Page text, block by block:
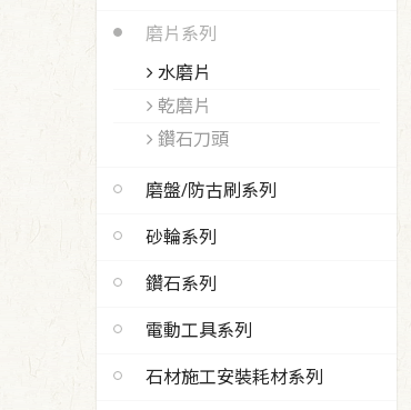
磨片系列
水磨片
乾磨片
鑽石刀頭
磨盤/防古刷系列
砂輪系列
鑽石系列
電動工具系列
石材施工安裝耗材系列